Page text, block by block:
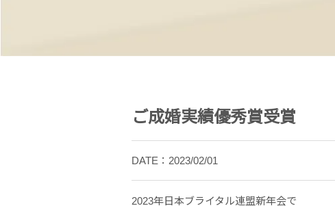
ご成婚実績優秀賞受賞
DATE：2023/02/01
2023年日本ブライタル連盟新年会で